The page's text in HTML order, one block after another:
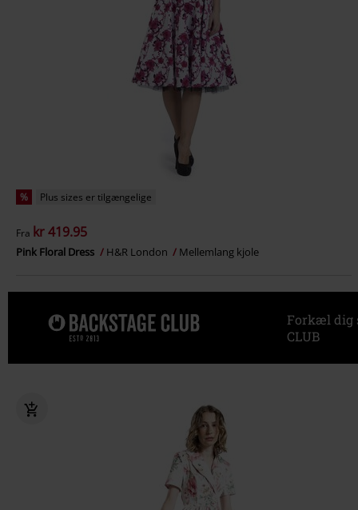
% Plus sizes er tilgængelige
Fra kr 419.95
Pink Floral Dress H&R London Mellemlang kjole
Forkæl dig
CLUB